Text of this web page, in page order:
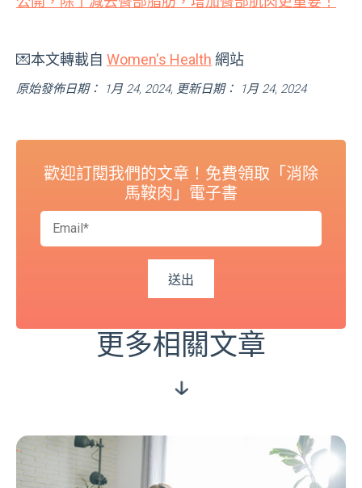
💌本文轉載自 Women's Health 網站
原始發佈日期： 1月 24, 2024, 更新日期： 1月 24, 2024
歡迎訂閱我們的文章！免費領取「消除
馬鞍肉」電子書
更多相關文章